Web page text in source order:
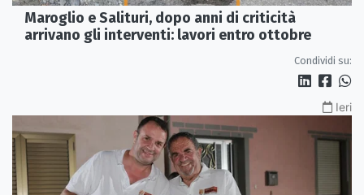
Maroglio e Salituri, dopo anni di criticità
arrivano gli interventi: lavori entro ottobre
Condividi su:
Ieri